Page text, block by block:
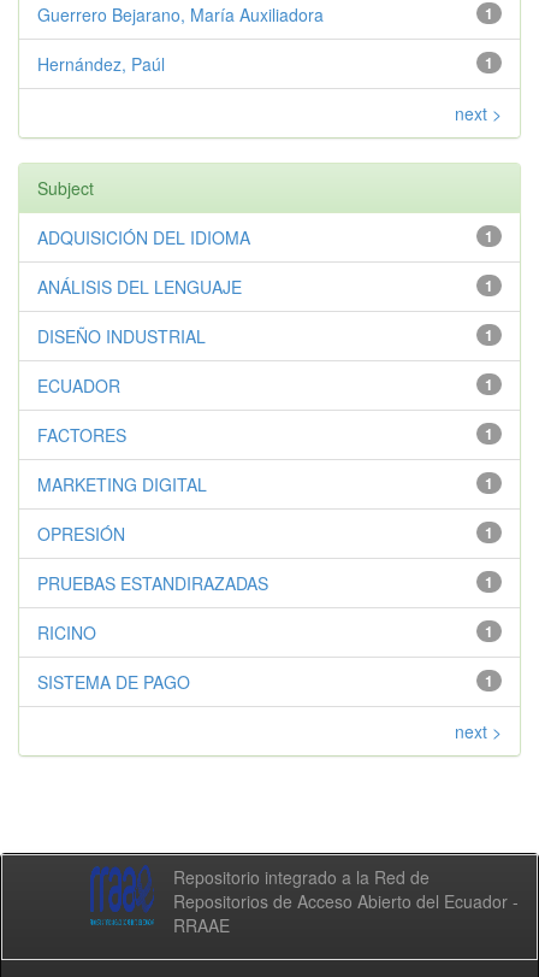
1
Guerrero Bejarano, María Auxiliadora
1
Hernández, Paúl
next >
Subject
1
ADQUISICIÓN DEL IDIOMA
1
ANÁLISIS DEL LENGUAJE
1
DISEÑO INDUSTRIAL
1
ECUADOR
1
FACTORES
1
MARKETING DIGITAL
1
OPRESIÓN
1
PRUEBAS ESTANDIRAZADAS
1
RICINO
1
SISTEMA DE PAGO
next >
Repositorio integrado a la Red de
Repositorios de Acceso Abierto del Ecuador -
RRAAE